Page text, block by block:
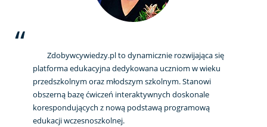
Zdobywcywiedzy.pl to dynamicznie rozwijająca się
platforma edukacyjna dedykowana uczniom w wieku
przedszkolnym oraz młodszym szkolnym. Stanowi
obszerną bazę ćwiczeń interaktywnych doskonale
korespondujących z nową podstawą programową
edukacji wczesnoszkolnej.